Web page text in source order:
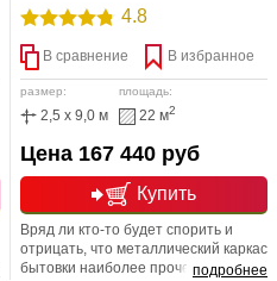
4.8
В сравнение В избранное
размер:
2,5 x 9,0 м
площадь:
22 м2
Купить
Цена 167 440 руб
подробнее
Вряд ли кто-то будет спорить и
отрицать, что металлический каркас
бытовки наиболее прочен и